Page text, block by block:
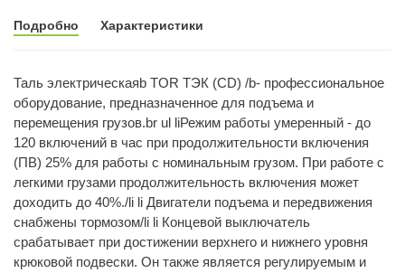
Подробно Характеристики
Таль электрическаяb TOR ТЭК (CD) /b- профессиональное
оборудование, предназначенное для подъема и
перемещения грузов.br ul liРежим работы умеренный - до
120 включений в час при продолжительности включения
(ПВ) 25% для работы с номинальным грузом. При работе с
легкими грузами продолжительность включения может
доходить до 40%./li li Двигатели подъема и передвижения
снабжены тормозом/li li Концевой выключатель
срабатывает при достижении верхнего и нижнего уровня
крюковой подвески. Он также является регулируемым и